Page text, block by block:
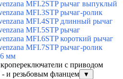
MFI.2STP рычаг выпуклый
MFI.3STP рычаг-ролик
MFI.4STP длинный рычаг
MFI.5STP рычаг
MFI.6STP короткий рычаг
MFI.7STP рычаг-ролик
мм
с приводом
и резьбовым фланцем
▼